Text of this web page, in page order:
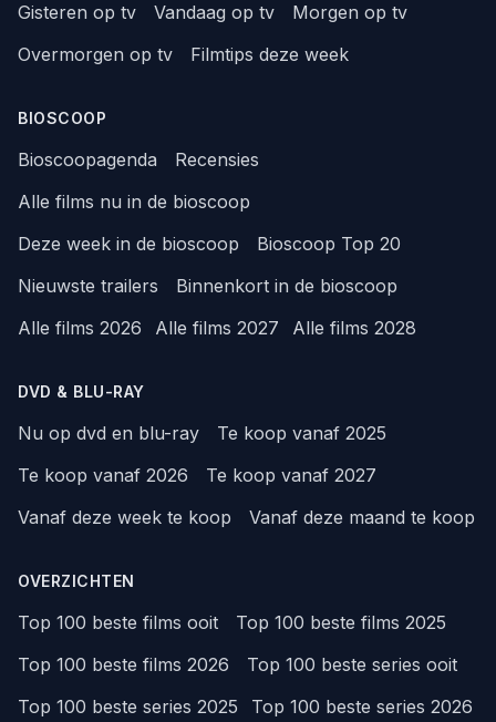
Gisteren op tv Vandaag op tv
Morgen op tv
Overmorgen op tv
Filmtips deze week
BIOSCOOP
Bioscoopagenda
Recensies
Alle films nu in de bioscoop
Deze week in de bioscoop
Bioscoop Top 20
Nieuwste trailers
Binnenkort in de bioscoop
Alle films 2026
Alle films 2027 Alle films 2028
DVD & BLU-RAY
Nu op dvd en blu-ray
Te koop vanaf 2025
Te koop vanaf 2026
Te koop vanaf 2027
Vanaf deze week te koop
Vanaf deze maand te koop
OVERZICHTEN
Top 100 beste films ooit
Top 100 beste films 2025
Top 100 beste films 2026
Top 100 beste series ooit
Top 100 beste series 2025
Top 100 beste series 2026